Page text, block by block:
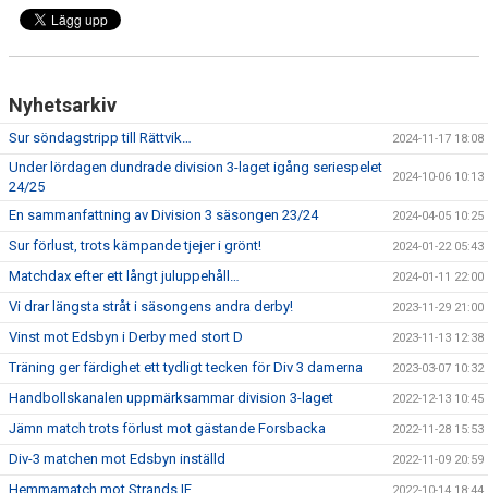
Nyhetsarkiv
Sur söndagstripp till Rättvik… 2024-11-17 18:08
Under lördagen dundrade division 3-laget igång seriespelet
24/25
2024-10-06 10:13
En sammanfattning av Division 3 säsongen 23/24 2024-04-05 10:25
Sur förlust, trots kämpande tjejer i grönt! 2024-01-22 05:43
Matchdax efter ett långt juluppehåll… 2024-01-11 22:00
Vi drar längsta stråt i säsongens andra derby! 2023-11-29 21:00
Vinst mot Edsbyn i Derby med stort D 2023-11-13 12:38
Träning ger färdighet ett tydligt tecken för Div 3 damerna 2023-03-07 10:32
Handbollskanalen uppmärksammar division 3-laget 2022-12-13 10:45
Jämn match trots förlust mot gästande Forsbacka 2022-11-28 15:53
Div-3 matchen mot Edsbyn inställd 2022-11-09 20:59
Hemmamatch mot Strands IF 2022-10-14 18:44